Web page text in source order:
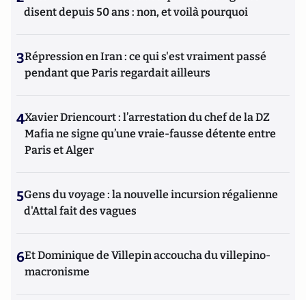
disent depuis 50 ans : non, et voilà pourquoi
3Répression en Iran : ce qui s'est vraiment passé
pendant que Paris regardait ailleurs
4Xavier Driencourt : l’arrestation du chef de la DZ
Mafia ne signe qu’une vraie-fausse détente entre
Paris et Alger
5Gens du voyage : la nouvelle incursion régalienne
d'Attal fait des vagues
6Et Dominique de Villepin accoucha du villepino-
macronisme